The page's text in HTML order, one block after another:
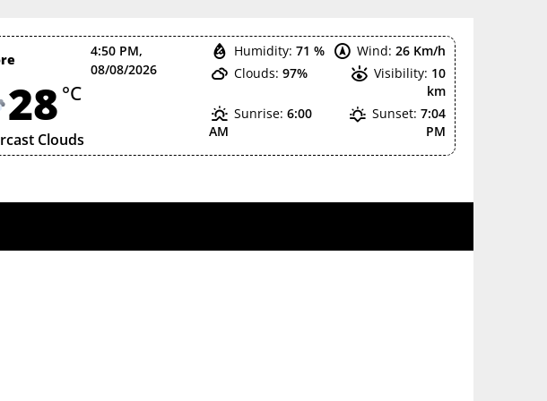
4:50 PM,
08/08/2026
28 °C
Clouds
Humidity: 71 % Wind: 26 Km/h
Clouds: 97% Visibility: 10
km
Sunrise: 6:00
AM
Sunset: 7:04
PM